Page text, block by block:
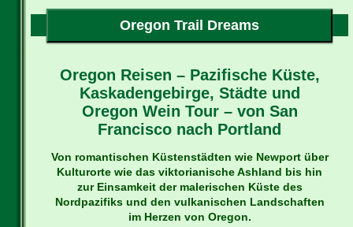
Kontakt
Oregon Trail Dreams
Oregon Reisen – Pazifische Küste,
Kaskadengebirge, Städte und
Oregon Wein Tour – von San
Francisco nach Portland
Von romantischen Küstenstädten wie Newport über
Kulturorte wie das viktorianische Ashland bis hin
zur Einsamkeit der malerischen Küste des
Nordpazifiks und den vulkanischen Landschaften
im Herzen von Oregon.